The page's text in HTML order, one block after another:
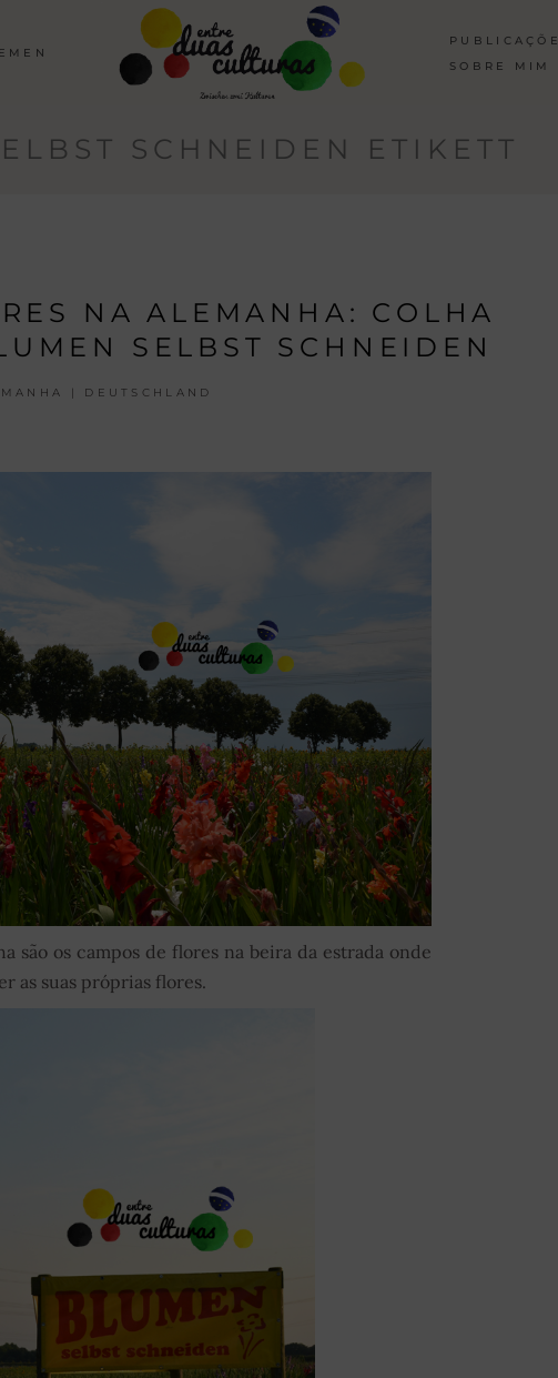
SOBRE MIM
SCHNEIDEN ETIKETT
NA ALEMANHA: COLHA
SELBST SCHNEIDEN
| DEUTSCHLAND
são os campos de flores na beira da estrada onde
as suas próprias flores.